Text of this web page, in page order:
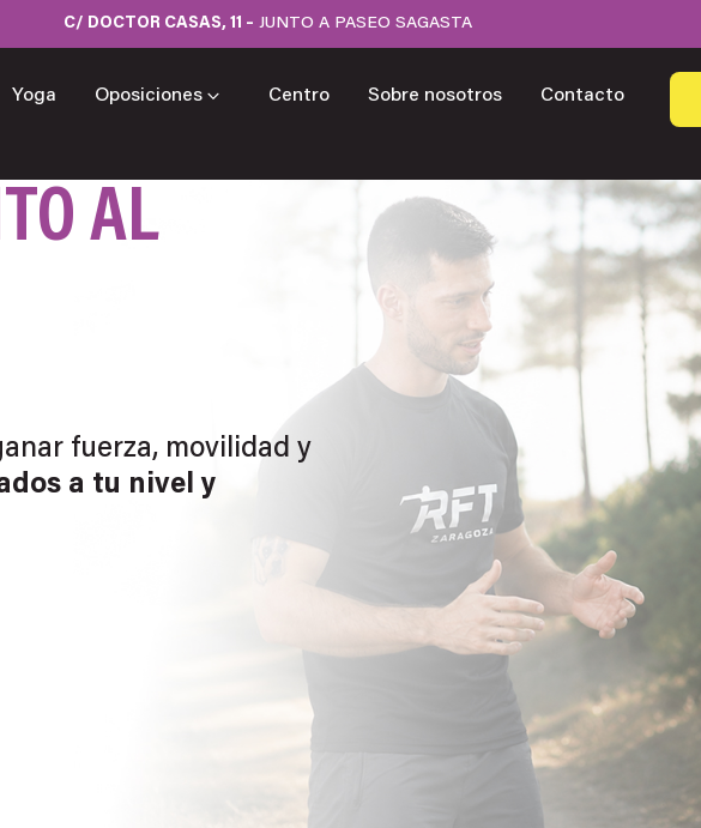
C/ DOCTOR CASAS, 11 – JUNTO A PASEO SAGASTA
ENTRENAMIENTOS
Yoga Oposiciones ABRIR OPOSICIONES
Centro Sobre nosotros Contacto
AL
fuerza, movilidad y
a tu nivel y